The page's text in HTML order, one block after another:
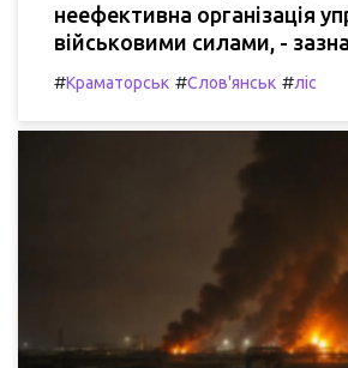
неефективна організація
військовими силами, -
#Краматорськ #Слов'янськ #ліс